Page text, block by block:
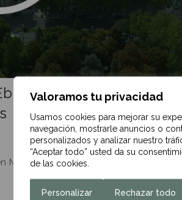
Valoramos tu privacidad
Usamos cookies para mejorar su
navegación, mostrarle anuncios o
personalizados y analizar nuestro
“Aceptar todo” usted da su
de las cookies.
Personalizar Rechazar todo
reconocen el
Financiero, Fiscal y